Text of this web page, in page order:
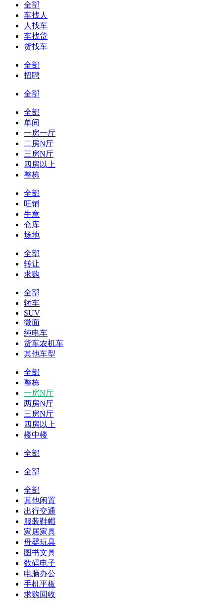
全部
车找人
人找车
车找货
货找车
全部
招聘
全部
全部
单间
一房一厅
二房N厅
三房N厅
四房以上
整栋
全部
旺铺
生意
仓库
场地
全部
转让
求购
全部
轿车
SUV
微面
纯电车
货车农机车
其他车型
全部
整栋
一房N厅
两房N厅
三房N厅
四房以上
楼中楼
全部
全部
全部
其他闲置
出行交通
服装鞋帽
家居家具
母婴玩具
图书文具
数码电子
电脑办公
手机平板
求购回收